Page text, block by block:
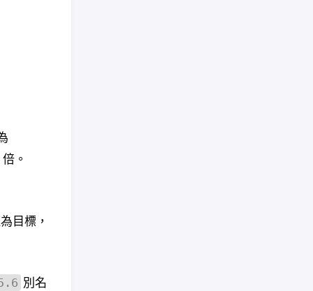
。
目標，
別名